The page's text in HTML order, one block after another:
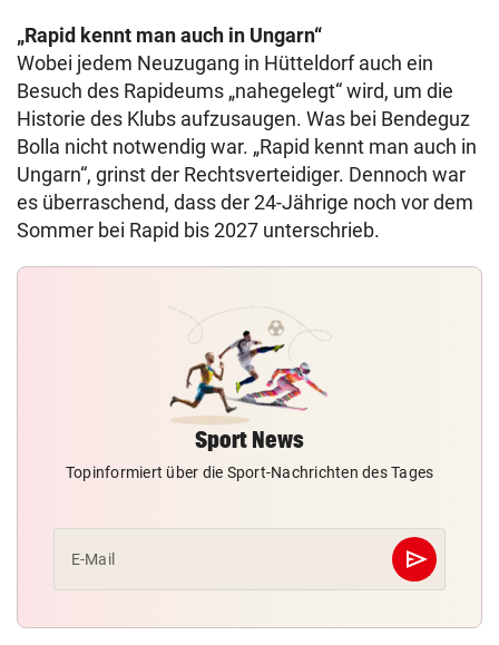
„Rapid kennt man auch in Ungarn“
Wobei jedem Neuzugang in Hütteldorf auch ein
Besuch des Rapideums „nahegelegt“ wird, um die
Historie des Klubs aufzusaugen. Was bei Bendeguz
Bolla nicht notwendig war. „Rapid kennt man auch in
Ungarn“, grinst der Rechtsverteidiger. Dennoch war
es überraschend, dass der 24-Jährige noch vor dem
Sommer bei Rapid bis 2027 unterschrieb.
Sport News
Topinformiert über die Sport-Nachrichten des Tages
E-Mail send
Abschicken